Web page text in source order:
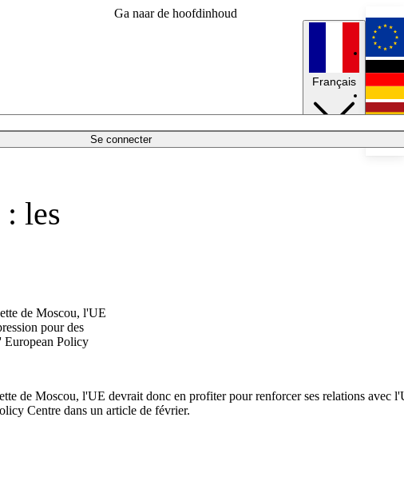
Ga naar de hoofdinhoud
Se connecter
Français
les
de Moscou, l'UE
pour des
European Policy
de Moscou, l'UE devrait donc en profiter pour renforcer ses relations avec
Centre dans un article de février.